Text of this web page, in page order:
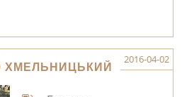
ХМЕЛЬНИЦЬКИЙ
2016-04-02